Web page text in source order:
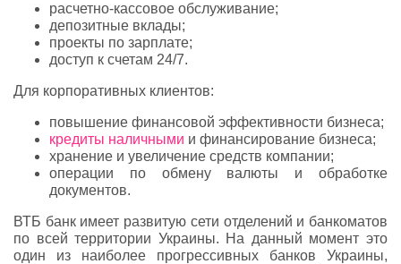
расчетно-кассовое обслуживание;
депозитные вклады;
проекты по зарплате;
доступ к счетам 24/7.
Для корпоративных клиентов:
повышение финансовой эффективности бизнеса;
кредиты наличными и финансирование бизнеса;
хранение и увеличение средств компании;
операции по обмену валюты и обработке
документов.
ВТБ банк имеет развитую сети отделений и банкоматов
по всей территории Украины. На данный момент это
один из наиболее прогрессивных банков Украины,